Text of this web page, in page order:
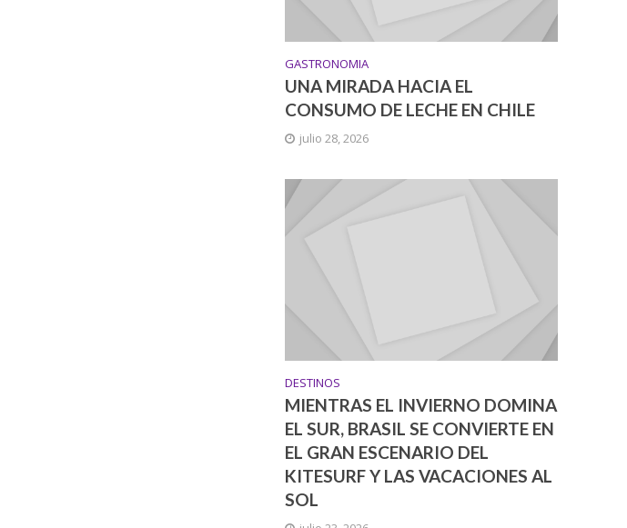
GASTRONOMIA
UNA MIRADA HACIA EL
CONSUMO DE LECHE EN CHILE
julio 28, 2026
DESTINOS
MIENTRAS EL INVIERNO DOMINA
EL SUR, BRASIL SE CONVIERTE EN
EL GRAN ESCENARIO DEL
KITESURF Y LAS VACACIONES AL
SOL